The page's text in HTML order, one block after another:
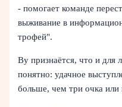
- помогает команде
выживание в
трофей".
Ву признаётся, что и для
понятно: удачное
больше, чем три очка или